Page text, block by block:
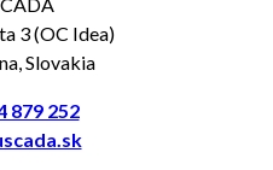
3 (OC Idea)
Slovakia
879 252